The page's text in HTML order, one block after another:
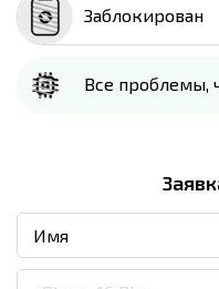
Заблокирован
Все проблемы,